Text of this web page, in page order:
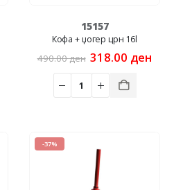
Current
151.00 ден.
15157
Кофа + џогер црн 16l
490.00ден Original
was:
490.00 ден.
318.00 ден
-37%